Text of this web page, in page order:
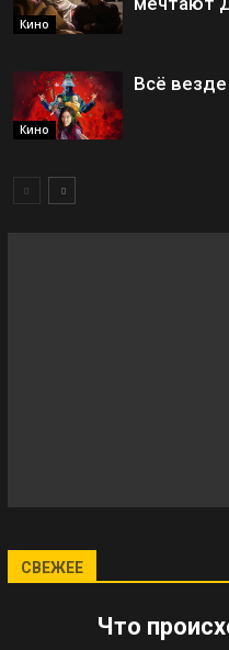
Кино
Кино
Всё
СВЕЖЕЕ
Что